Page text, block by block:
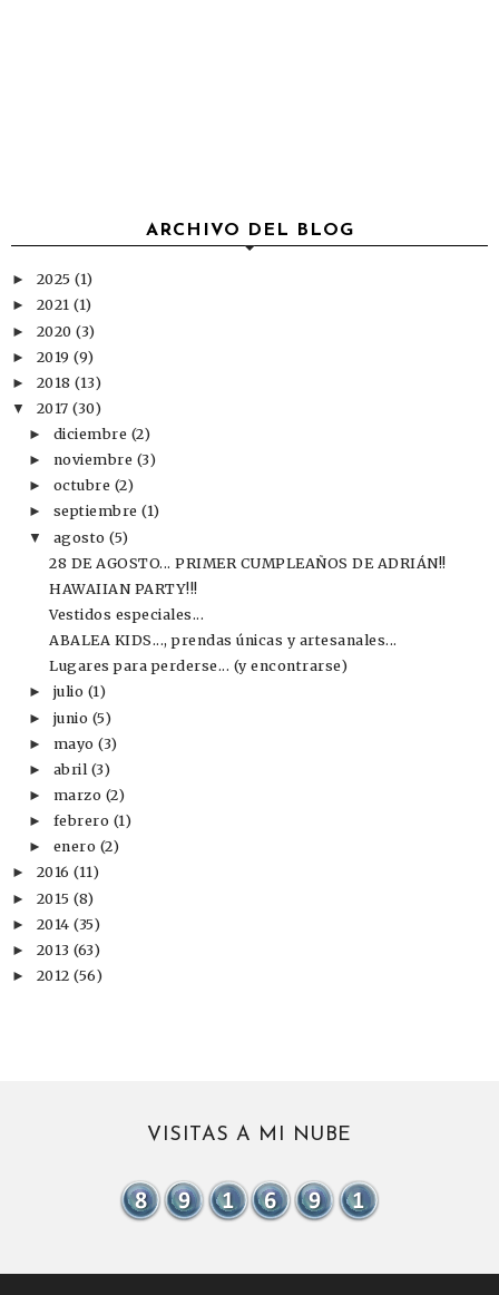
ARCHIVO DEL BLOG
► 2025 (1)
► 2021 (1)
► 2020 (3)
► 2019 (9)
► 2018 (13)
▼ 2017 (30)
► diciembre (2)
► noviembre (3)
► octubre (2)
► septiembre(1)
▼ agosto(5)
28 DE AGOSTO... PRIMER CUMPLEAÑOS DE ADRIÁN!!
HAWAIIAN PARTY!!!
Vestidos especiales...
ABALEA KIDS..., prendas únicas y artesanales...
Lugares para perderse... (y encontrarse)
► julio (1)
► junio (5)
► mayo(3)
► abril (3)
► marzo (2)
► febrero (1)
► enero (2)
► 2016 (11)
► 2015 (8)
► 2014 (35)
► 2013 (63)
► 2012 (56)
VISITAS A MI NUBE